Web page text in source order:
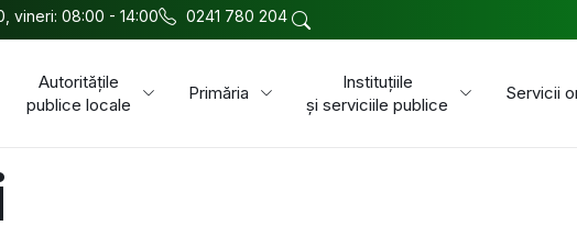
vineri: 08:00 - 14:00 0241 780 204
Autoritățile
publice locale
Primăria
Instituțiile
și serviciile publice
Servicii